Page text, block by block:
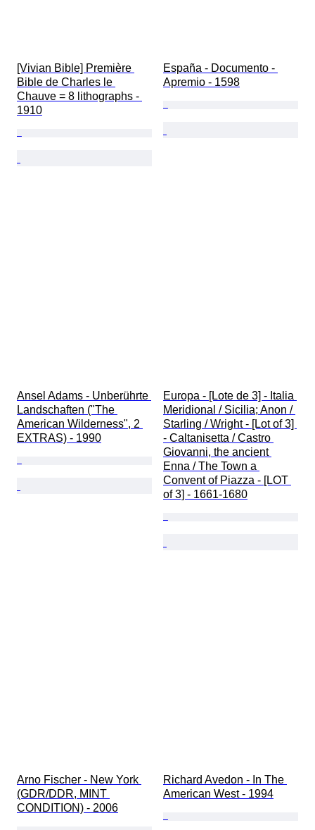
[Vivian Bible] Première
Bible de Charles le
Chauve = 8 lithographs -
1910
España - Documento -
Apremio - 1598
Ansel Adams - Unberührte
Landschaften ("The
American Wilderness", 2
EXTRAS) - 1990
Europa - [Lote de 3] - Italia
Meridional / Sicilia; Anon /
Starling / Wright - [Lot of 3]
- Caltanisetta / Castro
Giovanni, the ancient
Enna / The Town a
Convent of Piazza - [LOT
of 3] - 1661-1680
Arno Fischer - New York
(GDR/DDR, MINT
CONDITION) - 2006
Richard Avedon - In The
American West - 1994